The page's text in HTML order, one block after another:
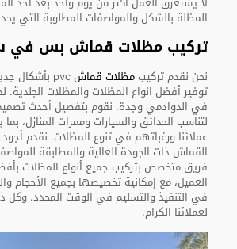
المظلة بالشكل والمواصفات المطلوبة التي
تركيب مظلات قماش بس
نحن نقدم تركيب مظلات قماش
توفير أفضل انواع المظلات والمظلات الجلدية.
في الدوادمي وجدة. نقوم بتفصيل أحدث
لتناسب الحدائق والسيارات وممرات المنازل،
عملائنا ورغباتهم في تنوع المظلات. نقدم
القماش ذات الجودة العالية والمطابقة
فريق متخصص بتركيب جميع أنواع المظلات
العميل، مع إمكانية تخصيصها بجميع الأحجام
في التنفيذ والتسليم في الوقت المحدد. وكل
لعملائنا الكرام.